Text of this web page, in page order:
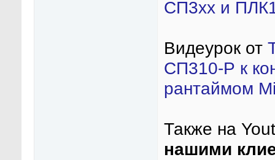
СП3хх и
Видеурок от
СП310-Р к
рантаймом
Также на
нашими